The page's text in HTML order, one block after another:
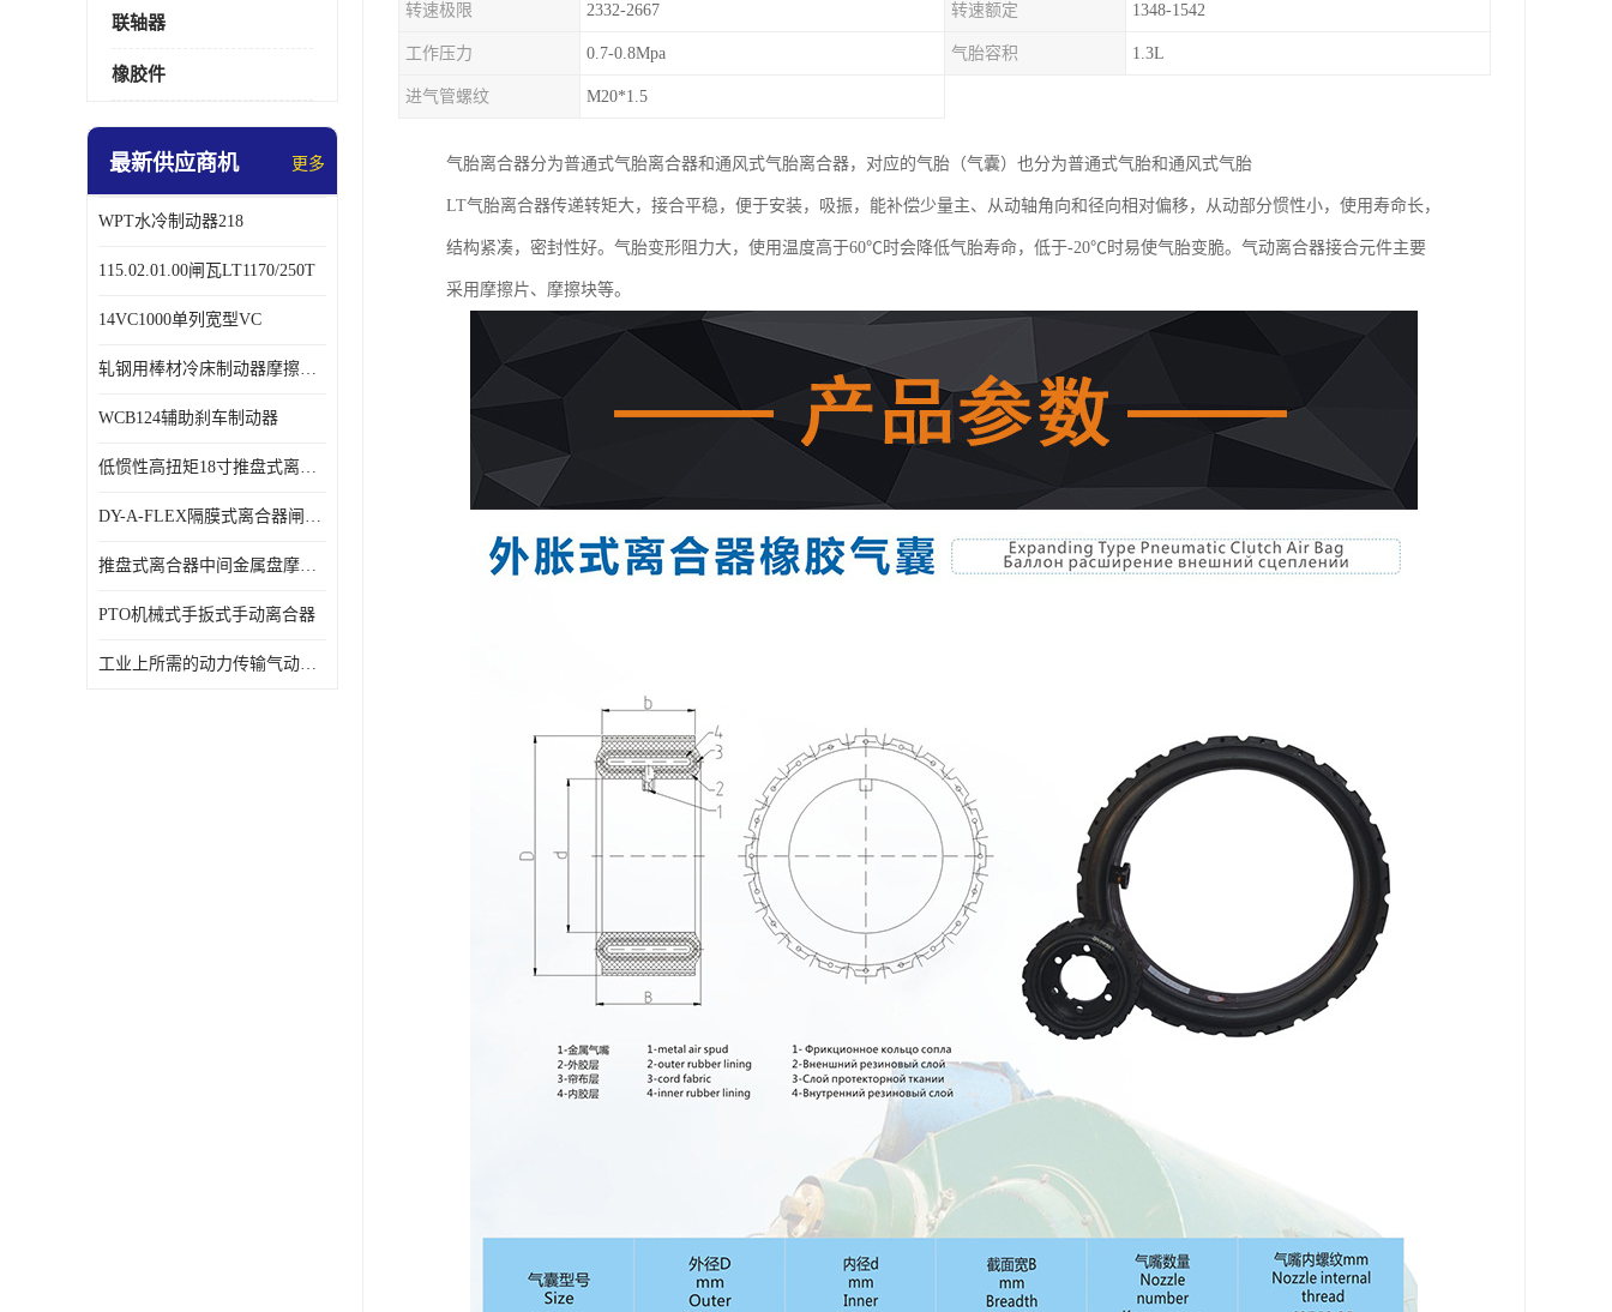
联轴器
橡胶件
最新供应商机 更多
WPT水冷制动器218
115.02.01.00闸瓦LT1170/250T
14VC1000单列宽型VC
轧钢用棒材冷床制动器摩擦片218
WCB124辅助刹车制动器
低惯性高扭矩18寸推盘式离合器中心盘齿盘W18-11-101
DY-A-FLEX隔膜式离合器闸瓦总成7015125A
推盘式离合器中间金属盘摩擦盘18寸
PTO机械式手扳式手动离合器
工业上所需的动力传输气动离合器WCB424
转速极限 2332-2667 转速额定 1348-1542
工作压力 0.7-0.8Mpa 气胎容积 1.3L
进气管螺纹 M20*1.5
气胎离合器分为普通式气胎离合器和通风式气胎离合器，对应的气胎（气囊）也分为普通式气胎和通风式气胎
LT气胎离合器传递转矩大，接合平稳，便于安装，吸振，能补偿少量主、从动轴角向和径向相对偏移，从动部分惯性小，使用寿命长，
结构紧凑，密封性好。气胎变形阻力大，使用温度高于60℃时会降低气胎寿命，低于-20℃时易使气胎变脆。气动离合器接合元件主要
采用摩擦片、摩擦块等。